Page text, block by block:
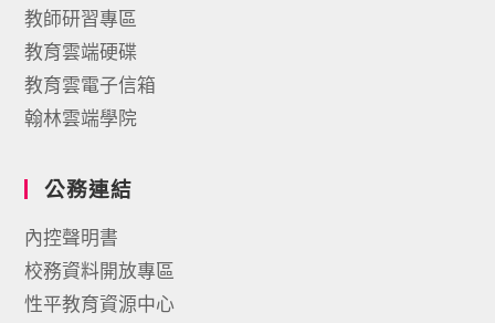
教師研習專區
教育雲端硬碟
教育雲電子信箱
翰林雲端學院
公務連結
內控聲明書
校務資料開放專區
性平教育資源中心